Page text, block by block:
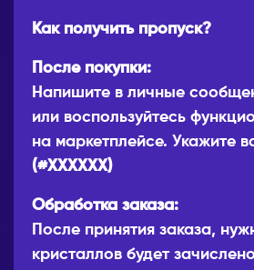
Как получить пропуск?
После покупки:
Напишите в личные
или воспользуйтесь
на маркетплейсе. Укажите
(#XXXXXX)
Обработка заказа:
После принятия заказа,
кристаллов будет